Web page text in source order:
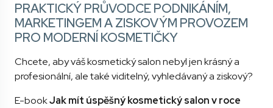
PRAKTICKÝ PRŮVODCE PODNIKÁNÍM,
MARKETINGEM A ZISKOVÝM PROVOZEM
PRO MODERNÍ KOSMETIČKY
Chcete, aby váš kosmetický salon nebyl jen krásný a
profesionální, ale také viditelný, vyhledávaný a ziskový?
E-bookJak mít úspěšný kosmetický salon v roce